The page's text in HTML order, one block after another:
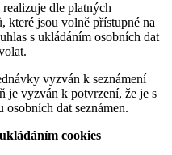
dle platných
které jsou volně přístupné na
s ukládáním osobních dat
vyzván k seznámení
je vyzván k potvrzení, že je s
dat seznámen.
cookies